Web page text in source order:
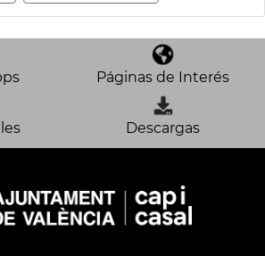
Páginas de Interés
Descargas